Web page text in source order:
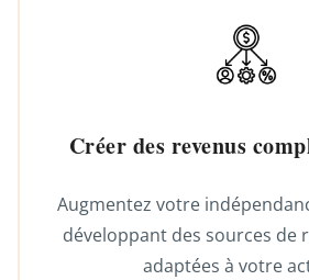
Créer des revenus
Augmentez votre
développant des sources de
adaptées à votre